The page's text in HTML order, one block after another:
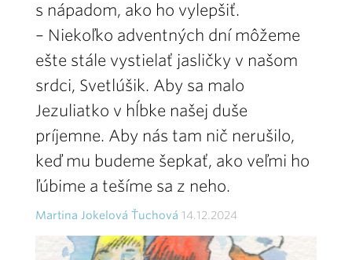
s nápadom, ako ho vylepšiť.
– Niekoľko adventných dní môžeme
ešte stále vystielať jasličky v našom
srdci, Svetlúšik. Aby sa malo
Jezuliatko v hĺbke našej duše
príjemne. Aby nás tam nič nerušilo,
keď mu budeme šepkať, ako veľmi ho
ľúbime a tešíme sa z neho.
Martina Jokelová Ťuchová 14.12.2024